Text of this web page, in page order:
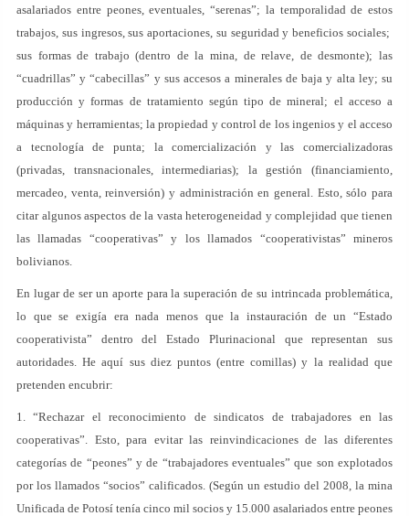
asalariados entre peones, eventuales, “serenas”; la temporalidad de estos
trabajos, sus ingresos, sus aportaciones, su seguridad y beneficios sociales;
sus formas de trabajo (dentro de la mina, de relave, de desmonte); las
“cuadrillas” y “cabecillas” y sus accesos a minerales de baja y alta ley; su
producción y formas de tratamiento según tipo de mineral; el acceso a
máquinas y herramientas; la propiedad y control de los ingenios y el acceso
a tecnología de punta; la comercialización y las comercializadoras
(privadas, transnacionales, intermediarias); la gestión (financiamiento,
mercadeo, venta, reinversión) y administración en general. Esto, sólo para
citar algunos aspectos de la vasta heterogeneidad y complejidad que tienen
las llamadas “cooperativas” y los llamados “cooperativistas” mineros
bolivianos.
En lugar de ser un aporte para la superación de su intrincada problemática,
lo que se exigía era nada menos que la instauración de un “Estado
cooperativista” dentro del Estado Plurinacional que representan sus
autoridades. He aquí sus diez puntos (entre comillas) y la realidad que
pretenden encubrir:
1. “Rechazar el reconocimiento de sindicatos de trabajadores en las
cooperativas”. Esto, para evitar las reinvindicaciones de las diferentes
categorías de “peones” y de “trabajadores eventuales” que son explotados
por los llamados “socios” calificados. (Según un estudio del 2008, la mina
Unificada de Potosí tenía cinco mil socios y 15.000 asalariados entre peones